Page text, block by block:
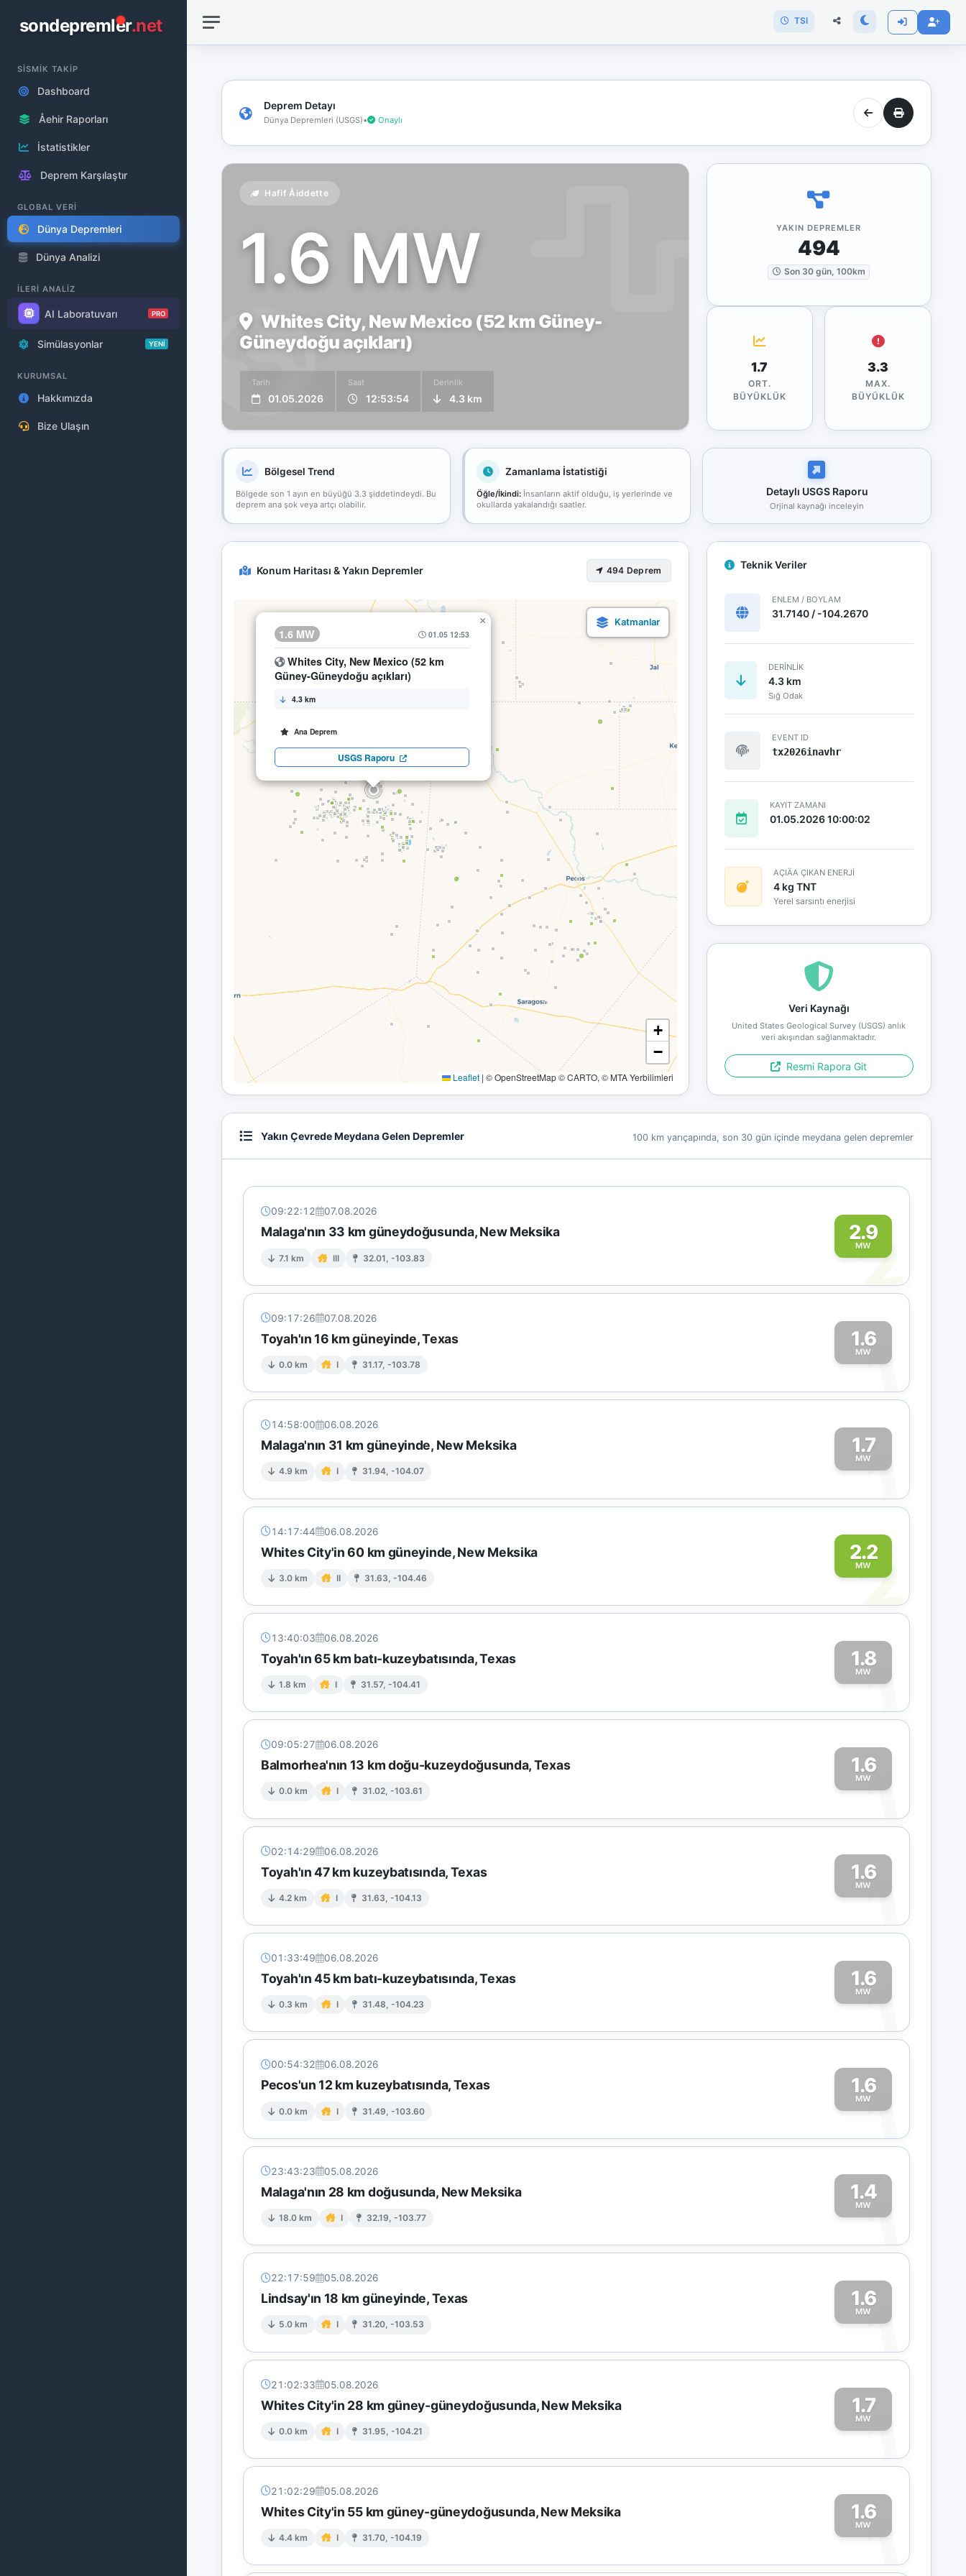
sondepremler.net
SİSMİK TAKİP
Dashboard
Åehir Raporları
İstatistikler
Deprem Karşılaştır
GLOBAL VERİ
Dünya Depremleri
Dünya Analizi
İLERİ ANALİZ
AI Laboratuvarı PRO
Simülasyonlar YENİ
KURUMSAL
Hakkımızda
Bize Ulaşın
TSI
Deprem Detayı
Dünya Depremleri (USGS)• Onaylı
Hafif Åiddette
1.6 MW
Whites City, New Mexico (52 km Güney-
Güneydoğu açıkları)
Tarih
01.05.2026
Saat
12:53:54
Derinlik
4.3 km
YAKIN DEPREMLER
494
Son 30 gün, 100km
1.7
ORT.
BÜYÜKLÜK
3.3
MAX.
BÜYÜKLÜK
Bölgesel Trend
Bölgede son 1 ayın en büyüğü 3.3 şiddetindeydi. Bu
deprem ana şok veya artçı olabilir.
Zamanlama İstatistiği
Öğle/İkindi:İnsanların aktif olduğu, iş yerlerinde ve
okullarda yakalandığı saatler.
Detaylı USGS Raporu
Orjinal kaynağı inceleyin
Konum Haritası & Yakın Depremler 494 Deprem
1.6 MW 01.05 12:53
Whites City, New Mexico (52 km
Güney-Güneydoğu açıkları)
4.3 km
Ana Deprem
USGS Raporu
×
+
−
Leaflet | © OpenStreetMap © CARTO, © MTA Yerbilimleri
Teknik Veriler
ENLEM / BOYLAM
31.7140 / -104.2670
DERINLIK
4.3 km
Sığ Odak
EVENT ID
tx2026inavhr
KAYIT ZAMANI
01.05.2026 10:00:02
AÇIÄA ÇIKAN ENERJİ
4 kg TNT
Yerel sarsıntı enerjisi
Veri Kaynağı
United States Geological Survey (USGS) anlık
veri akışından sağlanmaktadır.
Resmi Rapora Git
Yakın Çevrede Meydana Gelen Depremler 100 km yarıçapında, son 30 gün içinde meydana gelen depremler
09:22:12 07.08.2026
Malaga'nın 33 km güneydoğusunda, New Meksika
7.1 km III 32.01, -103.83
2.9
MW
2
09:17:26 07.08.2026
Toyah'ın 16 km güneyinde, Texas
0.0 km I 31.17, -103.78
1.6
MW
1
14:58:00 06.08.2026
Malaga'nın 31 km güneyinde, New Meksika
4.9 km I 31.94, -104.07
1.7
MW
1
14:17:44 06.08.2026
Whites City'in 60 km güneyinde, New Meksika
3.0 km II 31.63, -104.46
2.2
MW
2
13:40:03 06.08.2026
Toyah'ın 65 km batı-kuzeybatısında, Texas
1.8 km I 31.57, -104.41
1.8
MW
1
09:05:27 06.08.2026
Balmorhea'nın 13 km doğu-kuzeydoğusunda, Texas
0.0 km I 31.02, -103.61
1.6
MW
1
02:14:29 06.08.2026
Toyah'ın 47 km kuzeybatısında, Texas
4.2 km I 31.63, -104.13
1.6
MW
1
01:33:49 06.08.2026
Toyah'ın 45 km batı-kuzeybatısında, Texas
0.3 km I 31.48, -104.23
1.6
MW
1
00:54:32 06.08.2026
Pecos'un 12 km kuzeybatısında, Texas
0.0 km I 31.49, -103.60
1.6
MW
1
23:43:23 05.08.2026
Malaga'nın 28 km doğusunda, New Meksika
18.0 km I 32.19, -103.77
1.4
MW
1
22:17:59 05.08.2026
Lindsay'ın 18 km güneyinde, Texas
5.0 km I 31.20, -103.53
1.6
MW
1
21:02:33 05.08.2026
Whites City'in 28 km güney-güneydoğusunda, New Meksika
0.0 km I 31.95, -104.21
1.7
MW
1
21:02:29 05.08.2026
Whites City'in 55 km güney-güneydoğusunda, New Meksika
4.4 km I 31.70, -104.19
1.6
MW
1
bağlantınız